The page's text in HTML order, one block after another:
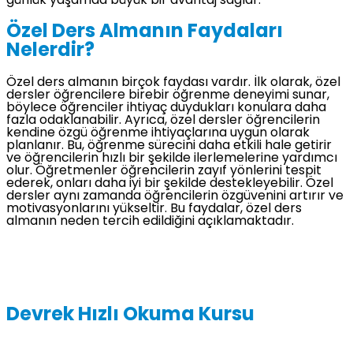
Özel Ders Almanın Faydaları
Nelerdir?
Özel ders almanın birçok faydası vardır. İlk olarak, özel
dersler öğrencilere birebir öğrenme deneyimi sunar,
böylece öğrenciler ihtiyaç duydukları konulara daha
fazla odaklanabilir. Ayrıca, özel dersler öğrencilerin
kendine özgü öğrenme ihtiyaçlarına uygun olarak
planlanır. Bu, öğrenme sürecini daha etkili hale getirir
ve öğrencilerin hızlı bir şekilde ilerlemelerine yardımcı
olur. Öğretmenler öğrencilerin zayıf yönlerini tespit
ederek, onları daha iyi bir şekilde destekleyebilir. Özel
dersler aynı zamanda öğrencilerin özgüvenini artırır ve
motivasyonlarını yükseltir. Bu faydalar, özel ders
almanın neden tercih edildiğini açıklamaktadır.
Devrek Hızlı Okuma Kursu